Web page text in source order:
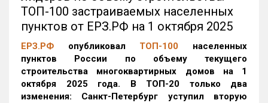
ТОП-100 застраиваемых населенных
пунктов от ЕРЗ.РФ на 1 октября 2025
ЕРЗ.РФ опубликовал ТОП-100 населенных
пунктов России по объему текущего
строительства многоквартирных домов на 1
октября 2025 года. В ТОП-20 только два
изменения: Санкт-Петербург уступил вторую